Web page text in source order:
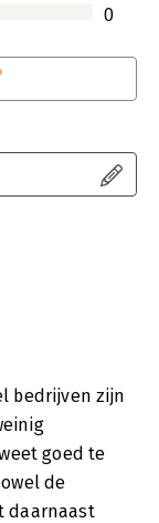
0
bedrijven zijn
goed te
de
daarnaast